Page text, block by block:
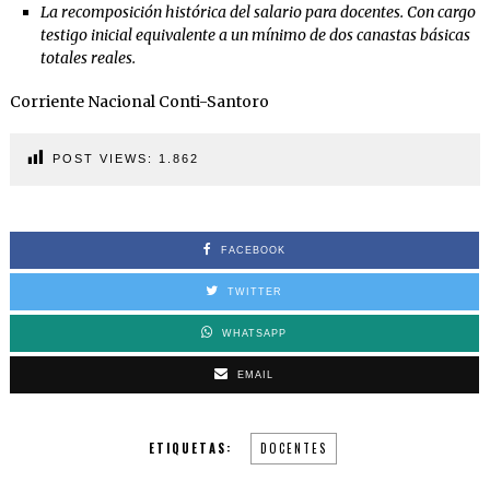
La recomposición histórica del salario para docentes. Con cargo
testigo inicial equivalente a un mínimo de dos canastas básicas
totales reales.
Corriente Nacional Conti-Santoro
POST VIEWS: 1.862
FACEBOOK
TWITTER
WHATSAPP
EMAIL
ETIQUETAS: DOCENTES